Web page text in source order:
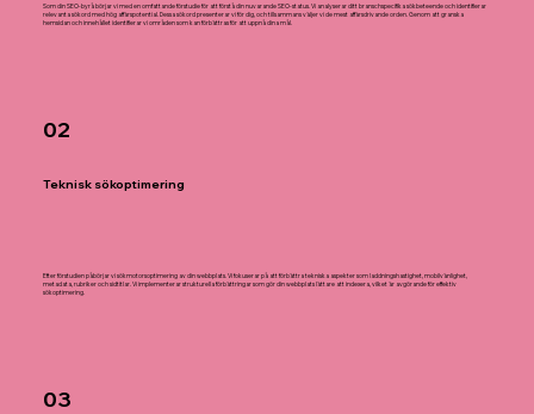
Som din SEO-byrå börjar vi med en omfattande förstudie för att förstå din nuvarande SEO-status. Vi analyserar ditt branschspecifika sökbeteende och identifierar
relevanta sökord med hög affärspotential. Dessa sökord presenterar vi för dig, och tillsammans väljer vi de mest affärsdrivande orden. Genom att granska
hemsidan och innehållet identifierar vi områden som kan förbättras för att uppnå dina mål.
02
Teknisk sökoptimering
Efter förstudien påbörjar vi sökmotorsoptimering av din webbplats. Vi fokuserar på att förbättra tekniska aspekter som laddningshastighet, mobilvänlighet,
metadata, rubriker och sidtitlar. Vi implementerar strukturella förbättringar som gör din webbplats lättare att indexera, vilket är avgörande för effektiv
sökoptimering.
03